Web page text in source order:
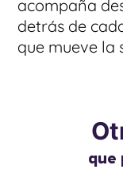
acompaña
detrás de
que mueve la
que